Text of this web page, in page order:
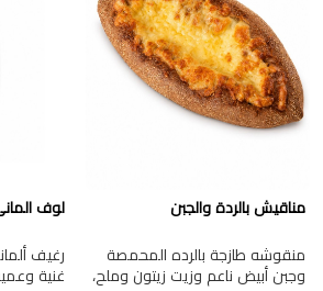
مناقيش بالردة والجبن
منقوشه طازجة بالرده المحمصة
وجبن أبيض ناعم وزيت زيتون وملح،
لوف
رغيف
غنية